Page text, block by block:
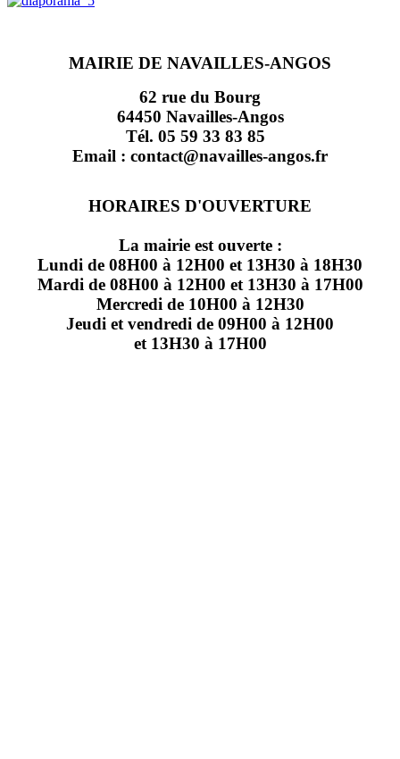
MAIRIE DE NAVAILLES-ANGOS
62 rue du Bourg
64450 Navailles-Angos
Tél. 05 59 33 83 85
Email : contact@navailles-angos.fr
HORAIRES D'OUVERTURE
La mairie est ouverte :
Lundi de 08H00 à 12H00 et 13H30 à 18H30
Mardi de 08H00 à 12H00 et 13H30 à 17H00
Mercredi de 10H00 à 12H30
Jeudi et vendredi de 09H00 à 12H00
et 13H30 à 17H00